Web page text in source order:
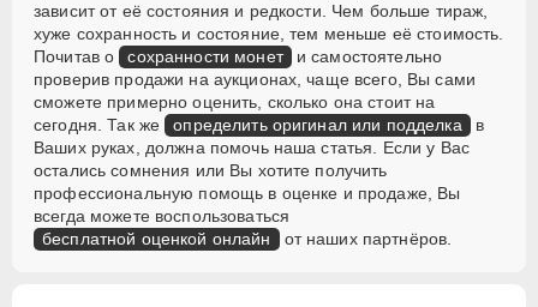
зависит от её состояния и редкости. Чем больше тираж,
хуже сохранность и состояние, тем меньше её стоимость.
Почитав о сохранности монет и самостоятельно
проверив продажи на аукционах, чаще всего, Вы сами
сможете примерно оценить, сколько она стоит на
сегодня. Так же определить оригинал или подделка в
Ваших руках, должна помочь наша статья. Если у Вас
остались сомнения или Вы хотите получить
профессиональную помощь в оценке и продаже, Вы
всегда можете воспользоваться
бесплатной оценкой онлайн от наших партнёров.